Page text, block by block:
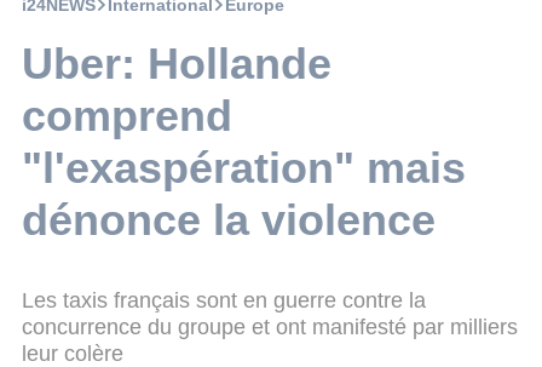
i24NEWS International Europe
Uber: Hollande
comprend
"l'exaspération" mais
dénonce la violence
Les taxis français sont en guerre contre la
concurrence du groupe et ont manifesté par milliers
leur colère